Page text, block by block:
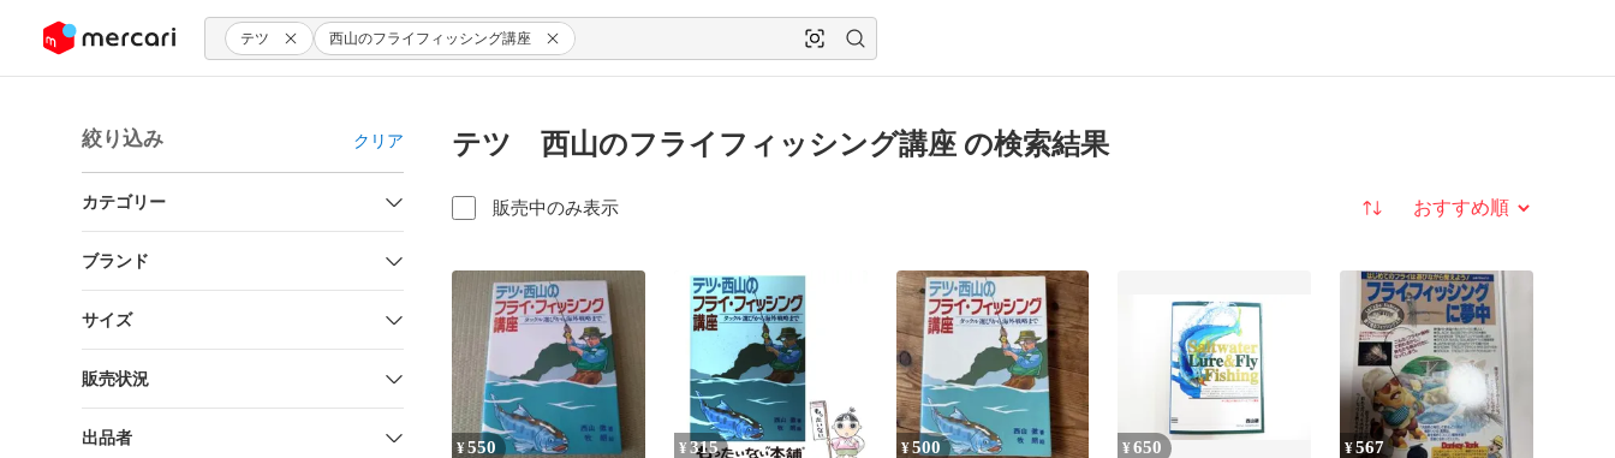
ツにスキップ テツ 西山のフライフィッシング講座
絞り込み クリア
カテゴリー
ブランド
サイズ
販売状況
出品者
テツ 西山のフライフィッシング講座 の検索結果
販売中のみ表示 並び替え
¥550 ¥ 315 ¥500 ¥650 ¥567